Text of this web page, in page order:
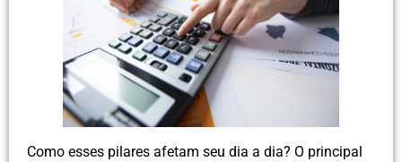
Como esses pilares afetam seu dia a dia? O principal